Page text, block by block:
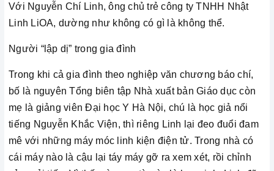
Với Nguyễn Chí Linh, ông chủ trẻ công ty TNHH Nhật
Linh LiOA, dường như không có gì là không thể.
Người “lập dị” trong gia đình
Trong khi cả gia đình theo nghiệp văn chương báo chí,
bố là nguyên Tổng biên tập Nhà xuất bản Giáo dục còn
mẹ là giảng viên Đại học Y Hà Nội, chú là học giả nổi
tiếng Nguyễn Khắc Viện, thì riêng Linh lại đeo đuổi đam
mê với những máy móc linh kiện điện tử. Trong nhà có
cái máy nào là cậu lại táy máy gỡ ra xem xét, rồi chỉnh